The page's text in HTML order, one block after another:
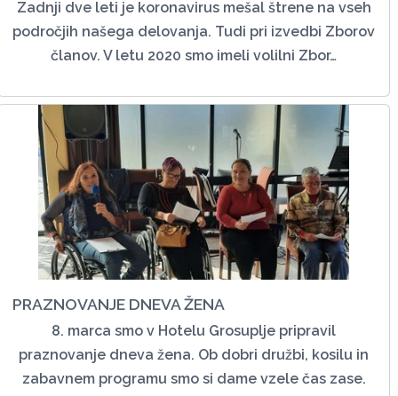
Zadnji dve leti je koronavirus mešal štrene na vseh
področjih našega delovanja. Tudi pri izvedbi Zborov
članov. V letu 2020 smo imeli volilni Zbor…
PRAZNOVANJE DNEVA ŽENA
8. marca smo v Hotelu Grosuplje pripravil
praznovanje dneva žena. Ob dobri družbi, kosilu in
zabavnem programu smo si dame vzele čas zase.